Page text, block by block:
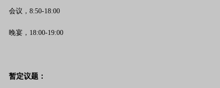
会议，8:50-18:00
晚宴，18:00-19:00
暂定议题：